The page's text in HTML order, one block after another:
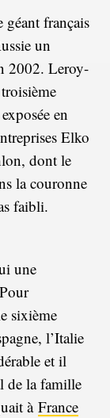
géant français
un
2002. Leroy-
en
Elko
dont le
la couronne
faibli.
une
sixième
l’Italie
et il
de la famille
à France